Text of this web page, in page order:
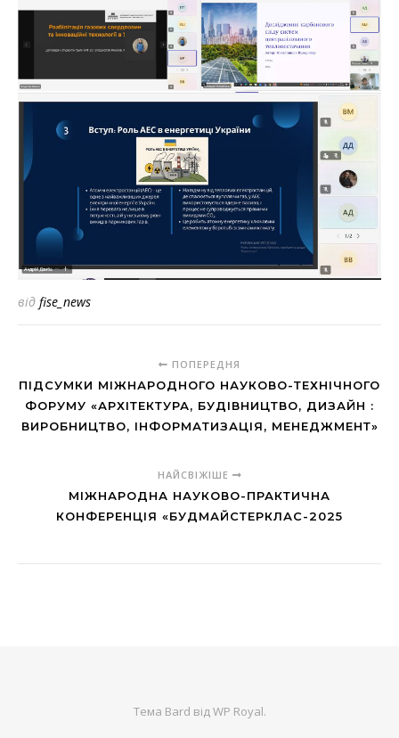
від fise_news
ПОПЕРЕДНЯ
ПІДСУМКИ МІЖНАРОДНОГО НАУКОВО-ТЕХНІЧНОГО
ФОРУМУ «АРХІТЕКТУРА, БУДІВНИЦТВО, ДИЗАЙН :
ВИРОБНИЦТВО, ІНФОРМАТИЗАЦІЯ, МЕНЕДЖМЕНТ»
НАЙСВІЖІШЕ
МІЖНАРОДНА НАУКОВО-ПРАКТИЧНА
КОНФЕРЕНЦІЯ «БУДМАЙСТЕРКЛАС-2025
Тема Bard відWP Royal.